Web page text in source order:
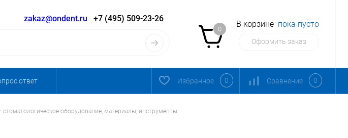
zakaz@ondent.ru +7 (495) 509-23-26
0
В корзине пока пусто
Оформить заказ
ответ Избранное 0 Сравнение 0
стоматологическое оборудование, материалы, инструменты